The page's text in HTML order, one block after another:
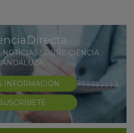
NOTICIAS SOBRE CIENCIA
ANDALUZA
INFORMACIÓN
SUSCRÍBETE